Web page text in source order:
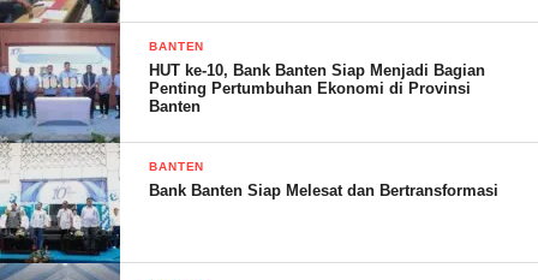
Sementara Kepala Badan Perencanaan Pembangunan Daerah
Kabupaten Tanggamus Doni. Doni pada kesempatan tersebut
menyampaikan kesiapan program unggulan 100 hari kerja
kepemimpinan Bupati Tanggamus M Saleh Asnawi dan wakil
Bupati Agus Suranto dalam mewujudkan Tanggamus terukur,
jelas dan hasil bisa di pertanggung jawabkan.
BANTEN
HUT ke-10, Bank Banten Siap Menjadi Bagian
Penting Pertumbuhan Ekonomi di Provinsi
Banten
BANTEN
Bank Banten Siap Melesat dan Bertransformasi